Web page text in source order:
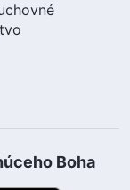
Boha